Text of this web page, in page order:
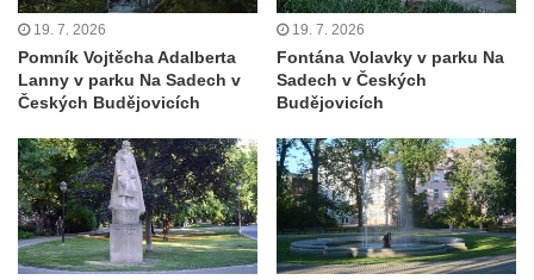
Lovosicích
Kašna v parku u Obecního úřadu v
Rynolticích
Kašna se sochou svatého Petra u kostela
svatého Václava v Srbské Kamenici
Kašna ve Smetanových sadech před kinem
v Novém Boru
19. 7. 2026
Pomník Vojtěcha Adalberta
Lanny v parku Na Sadech v
Českých Budějovicích
19. 7. 2026
Fontána Volavky v parku Na
Sadech v Českých
Budějovicích